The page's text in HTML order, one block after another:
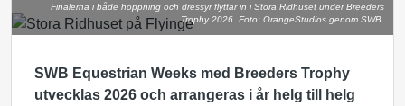
Finalerna i både hoppning och dressyr flyttar in i Stora Ridhuset under Breeders
Trophy 2026. Foto: OrangeStudios genom SWB.
SWB Equestrian Weeks med Breeders Trophy
utvecklas 2026 och arrangeras i år helg till helg